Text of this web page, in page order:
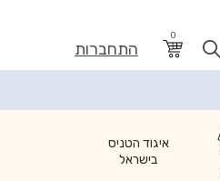
0
התחברות
איגוד הטניס
בישראל